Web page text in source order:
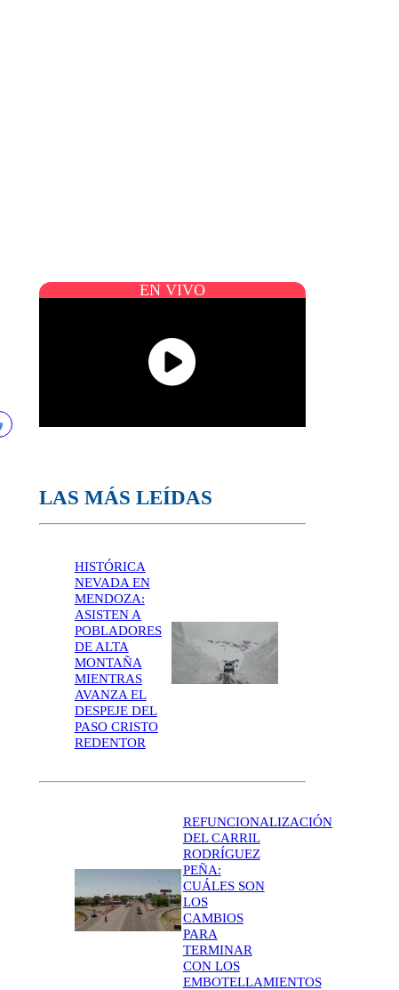
EN VIVO
LAS MÁS LEÍDAS
HISTÓRICA
NEVADA EN
MENDOZA:
ASISTEN A
POBLADORES
DE ALTA
MONTAÑA
MIENTRAS
AVANZA EL
DESPEJE DEL
PASO CRISTO
REDENTOR
REFUNCIONALIZACIÓN
DEL CARRIL
RODRÍGUEZ
PEÑA:
CUÁLES SON
LOS
CAMBIOS
PARA
TERMINAR
CON LOS
EMBOTELLAMIENTOS